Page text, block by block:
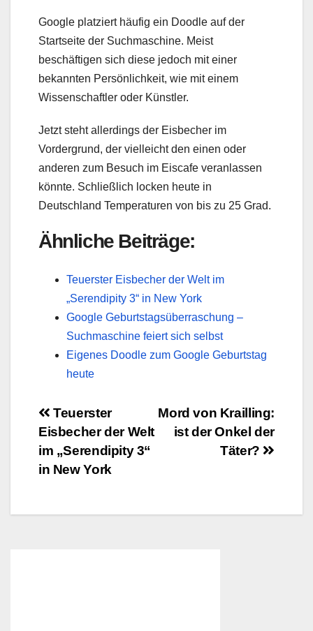
Google platziert häufig ein Doodle auf der
Startseite der Suchmaschine. Meist
beschäftigen sich diese jedoch mit einer
bekannten Persönlichkeit, wie mit einem
Wissenschaftler oder Künstler.
Jetzt steht allerdings der Eisbecher im
Vordergrund, der vielleicht den einen oder
anderen zum Besuch im Eiscafe veranlassen
könnte. Schließlich locken heute in
Deutschland Temperaturen von bis zu 25 Grad.
Ähnliche Beiträge:
Teuerster Eisbecher der Welt im
„Serendipity 3“ in New York
Google Geburtstagsüberraschung –
Suchmaschine feiert sich selbst
Eigenes Doodle zum Google Geburtstag
heute
Beitragsnavigation
Mord von Krailling:
ist der Onkel der
Täter?
Teuerster
Eisbecher der Welt
im „Serendipity 3“
in New York